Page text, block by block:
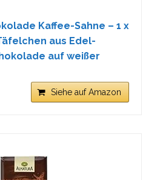
Kaffee-Sahne – 1 x
aus Edel-
auf weißer
Siehe auf Amazon